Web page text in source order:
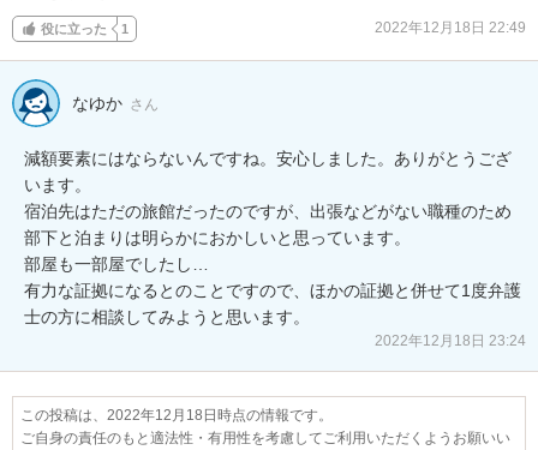
役に立った 1 2022年12月18日 22:49
なゆか さん
減額要素にはならないんですね。安心しました。ありがとうござ
います。
宿泊先はただの旅館だったのですが、出張などがない職種のため
部下と泊まりは明らかにおかしいと思っています。
部屋も一部屋でしたし…
有力な証拠になるとのことですので、ほかの証拠と併せて1度弁護
士の方に相談してみようと思います。
2022年12月18日 23:24
この投稿は、2022年12月18日時点の情報です。
ご自身の責任のもと適法性・有用性を考慮してご利用いただくようお願いい